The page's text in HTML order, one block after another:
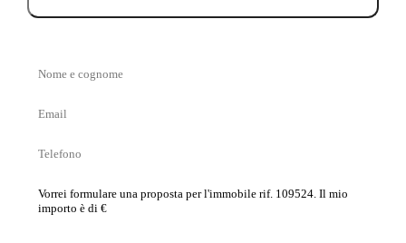
Nome
cognome
Email
Telefono
La
tua